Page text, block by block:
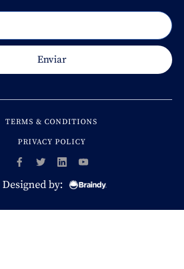
TERMS & CONDITIONS
PRIVACY POLICY
Designed by: